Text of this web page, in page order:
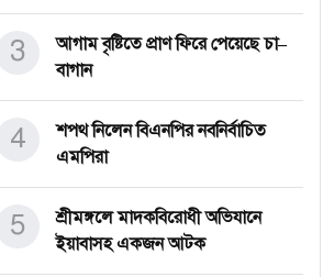
আগাম বৃষ্টিতে প্রাণ ফিরে পেয়েছে চা–
বাগান
3
শপথ নিলেন বিএনপির নবনির্বাচিত
এমপিরা
4
শ্রীমঙ্গলে মাদকবিরোধী অভিযানে
ইয়াবাসহ একজন আটক
5